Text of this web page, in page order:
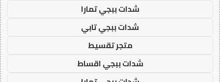
شدات ببجي تمارا
شدات ببجي تابي
متجر تقسيط
شدات ببجي اقساط